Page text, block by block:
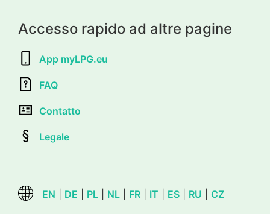
Accesso rapido ad altre pagine
App myLPG.eu
FAQ
Contatto
Legale
EN DE PL NL FR IT ES RU CZ